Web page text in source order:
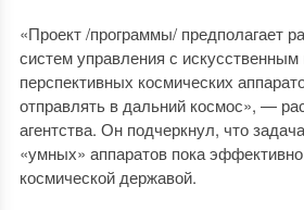
«Проект /программы/ предполагает
систем управления с
перспективных космических
отправлять в дальний космос», —
агентства. Он подчеркнул, что
«умных» аппаратов пока
космической державой.